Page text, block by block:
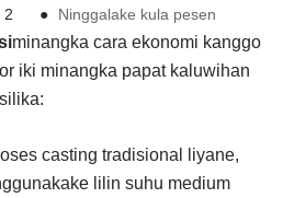
2 ● Ninggalake kula pesen
minangka cara ekonomi kanggo
iki minangka papat kaluwihan
casting tradisional liyane,
lilin suhu medium